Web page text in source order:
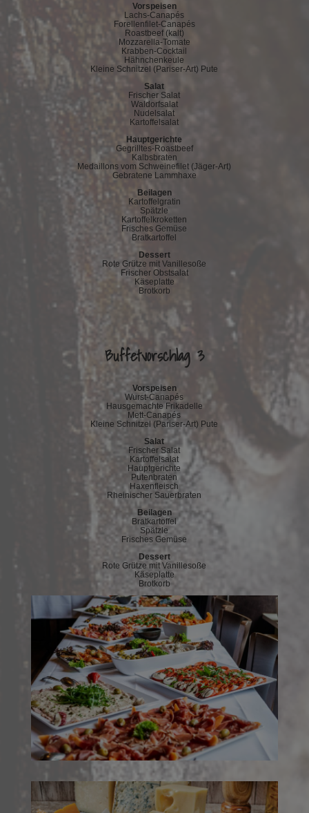
Vorspeisen
Lachs-Canapés
Forellenfilet-Canapés
Roastbeef (kalt)
Mozzarella-Tomate
Krabben-Cocktail
Hähnchenkeule
Kleine Schnitzel (Pariser-Art) Pute
Salat
Frischer Salat
Waldorfsalat
Nudelsalat
Kartoffelsalat
Hauptgerichte
Gegrilltes-Roastbeef
Kalbsbraten
Medaillons vom Schweinefilet (Jäger-Art)
Gebratene Lammhaxe
Beilagen
Kartoffelgratin
Spätzle
Kartoffelkroketten
Frisches Gemüse
Bratkartoffel
Dessert
Rote Grütze mit Vanillesoße
Frischer Obstsalat
Käseplatte
Brotkorb
Buffetvorschlag 3
Vorspeisen
Wurst-Canapés
Hausgemachte Frikadelle
Mett-Canapés
Kleine Schnitzel (Pariser-Art) Pute
Salat
Frischer Salat
Kartoffelsalat
Hauptgerichte
Putenbraten
Haxenfleisch
Rheinischer Sauerbraten
Beilagen
Bratkartoffel
Spätzle
Frisches Gemüse
Dessert
Rote Grütze mit Vanillesoße
Käseplatte
Brotkorb